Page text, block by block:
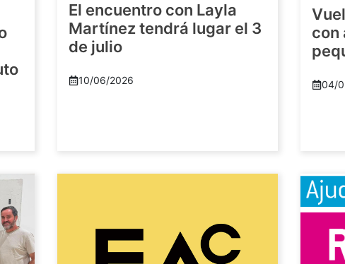
El encuentro con Layla
Martínez tendrá lugar el 3
de julio
10/06/2026
con
04/